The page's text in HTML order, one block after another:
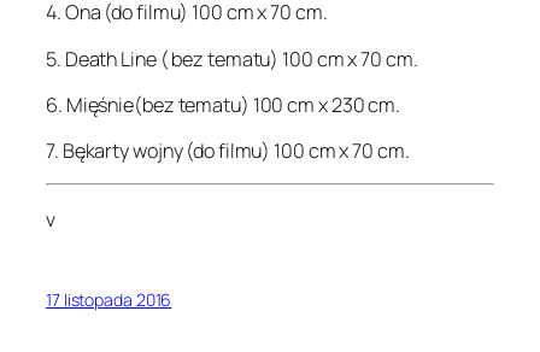
4. Ona (do filmu) 100 cm x 70 cm.
5. Death Line ( bez tematu) 100 cm x 70 cm.
6. Mięśnie(bez tematu) 100 cm x 230 cm.
7. Bękarty wojny (do filmu) 100 cm x 70 cm.
v
17 listopada 2016